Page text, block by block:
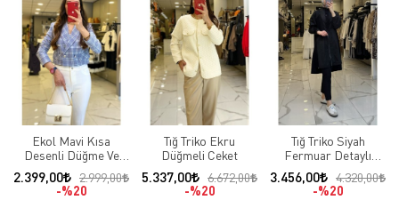
Ekol Mavi Kısa
Desenli Düğme Ve
Cep Detaylı Blazer
Ceket
2.399,00
2.999,00
%20
Tığ Triko Ekru
Düğmeli Ceket
5.337,00
6.672,00
%20
Tığ Triko Siyah
Fermuar Detaylı
Çıtçıtlı Ceket
3.456,00
4.320,00
%20